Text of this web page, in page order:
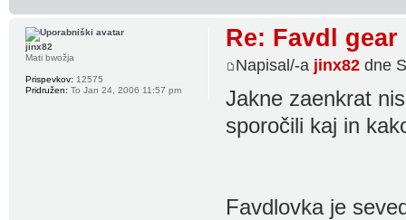
Re: Favdl
Napisal/-a jinx82 dne
Jakne zaenkrat
sporočili kaj in
Favdlovka je
jinx82
Mati bwožja
Prispevkov: 12575
Pridružen: To Jan 24, 2006 11:57 pm